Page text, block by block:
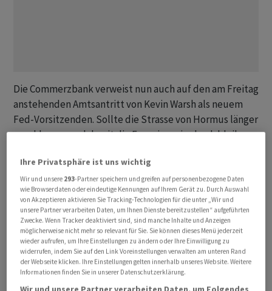
Die Commerzbank verweist nun auch auf den am Freitag
anstehenden Amtsantritt von Kevin Warsh als neuem
Fed-Vorsitzenden. Sollte die Strasse von Hormus länger
geschlossen und damit die Energiepreise hoch bleiben,
werden. «Und damit zum neuen Problemfall für
Trump», ergänzen die Experten. Somit habe der US-
Präsident seine gewünschten Zinssenkungen eigentlich
selbst in der Hand.
Im Tagesverlauf dürften die US-Erzeugerpreise
ebenfalls nach oben zeigen und an den
Zinserwartungen kaum etwas ändern, ergänzt die
Helaba. Zudem stünden dann am Feiertag in den USA
Ihre Privatsphäre ist uns wichtig
Wir und unsere 293-Partner speichern und greifen auf personenbezogene Daten
wie Browserdaten oder eindeutige Kennungen auf Ihrem Gerät zu. Durch Auswahl
von Akzeptieren aktivieren Sie Tracking-Technologien für die unter „Wir und
unsere Partner verarbeiten Daten, um Ihnen Dienste bereitzustellen“ aufgeführten
Zwecke. Wenn Tracker deaktiviert sind, sind manche Inhalte und Anzeigen
möglicherweise nicht mehr so relevant für Sie. Sie können dieses Menü jederzeit
wieder aufrufen, um Ihre Einstellungen zu ändern oder Ihre Einwilligung zu
widerrufen, indem Sie auf den Link Voreinstellungen verwalten am unteren Rand
der Webseite klicken. Ihre Einstellungen gelten innerhalb unseres Website. Weitere
Informationen finden Sie in unserer Datenschutzerklärung.